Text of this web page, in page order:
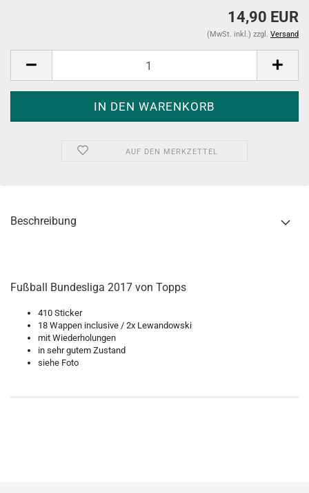
14,90 EUR
(MwSt. inkl.) zzgl. Versand
AUF DEN MERKZETTEL
Beschreibung
Fußball Bundesliga 2017 von Topps
410 Sticker
18 Wappen inclusive / 2x Lewandowski
mit Wiederholungen
in sehr gutem Zustand
siehe Foto